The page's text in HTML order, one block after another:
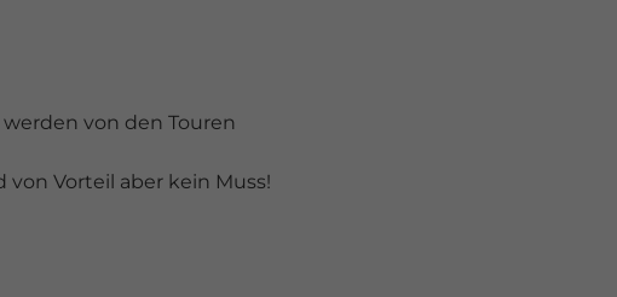
von den Touren
Vorteil aber kein Muss!